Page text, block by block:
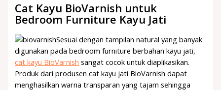
Cat Kayu BioVarnish untuk
Bedroom Furniture Kayu Jati
Sesuai dengan tampilan natural yang banyak
digunakan pada bedroom furniture berbahan kayu jati,
cat kayu BioVarnish sangat cocok untuk diaplikasikan.
Produk dari produsen cat kayu jati BioVarnish dapat
menghasilkan warna transparan yang tajam sehingga